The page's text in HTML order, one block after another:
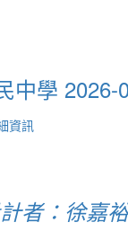
中學 2026-
資訊
者：徐嘉